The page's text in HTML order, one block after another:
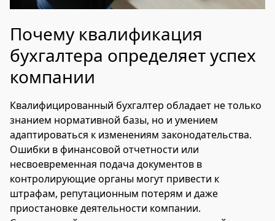
Почему квалификация
бухгалтера определяет успех
компании
Квалифицированный бухгалтер обладает не только
знанием нормативной базы, но и умением
адаптироваться к изменениям законодательства.
Ошибки в финансовой отчетности или
несвоевременная подача документов в
контролирующие органы могут привести к
штрафам, репутационным потерям и даже
приостановке деятельности компании.